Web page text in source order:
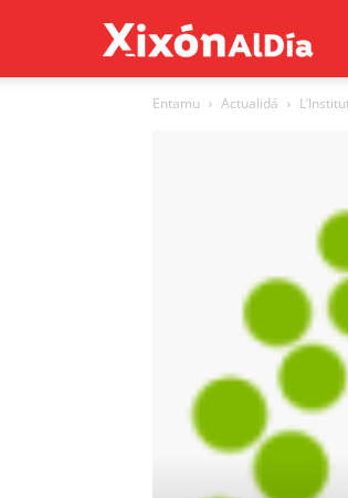
al
Entamu Actualidá